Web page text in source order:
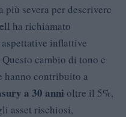
severa per descrivere
ha richiamato
inflattive
cambio di tono e
hanno contribuito a
a 30 anni oltre il 5%,
asset rischiosi,